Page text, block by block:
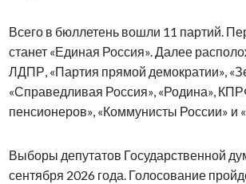
Всего в бюллетень вошли 11 партий.
станет «Единая Россия». Далее
ЛДПР, «Партия прямой демократии»,
«Справедливая Россия», «Родина»,
пенсионеров», «Коммунисты России» и
Выборы депутатов Государственной
сентября 2026 года. Голосование